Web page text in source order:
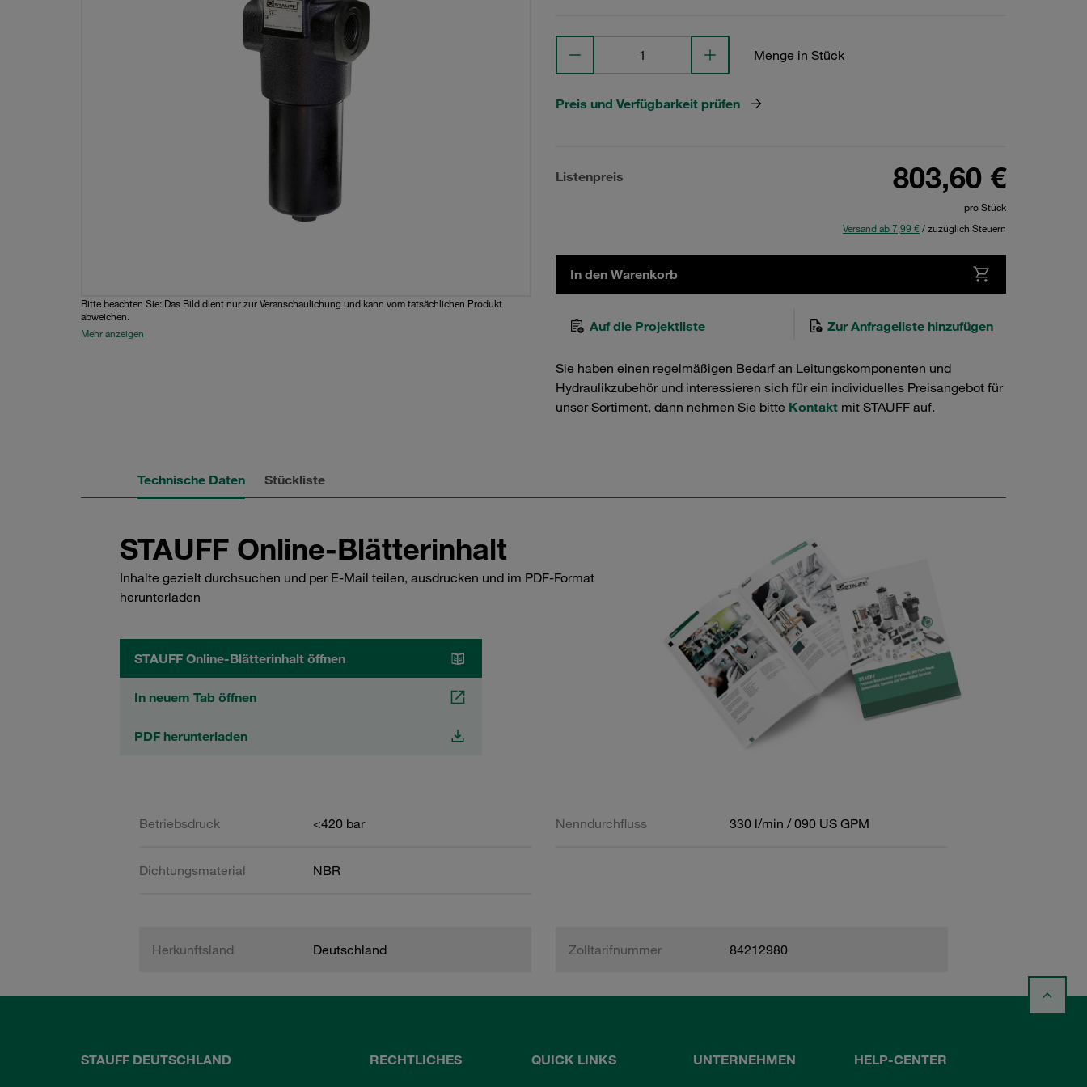
Bitte beachten Sie: Das Bild dient nur zur Veranschaulichung und kann vom tatsächlichen Produkt
abweichen.
Mehr anzeigen
Menge in Stück
Preis und Verfügbarkeit prüfen
Listenpreis 803,60 €
pro Stück
Versand ab 7,99 €/ zuzüglich Steuern
In den Warenkorb
Auf die Projektliste Zur Anfrageliste hinzufügen
Sie haben einen regelmäßigen Bedarf an Leitungskomponenten und
Hydraulikzubehör und interessieren sich für ein individuelles Preisangebot für
unser Sortiment, dann nehmen Sie bitte Kontakt mit STAUFF auf.
Technische Daten Stückliste
STAUFF Online-Blätterinhalt
Inhalte gezielt durchsuchen und per E-Mail teilen, ausdrucken und im PDF-Format
herunterladen
STAUFF Online-Blätterinhalt öffnen
In neuem Tab öffnen
PDF herunterladen
Betriebsdruck <420 bar Nenndurchfluss 330 l/min / 090 US GPM
Dichtungsmaterial NBR
Herkunftsland Deutschland Zolltarifnummer 84212980
STAUFF DEUTSCHLAND
RECHTLICHES QUICK LINKS UNTERNEHMEN HELP-CENTER